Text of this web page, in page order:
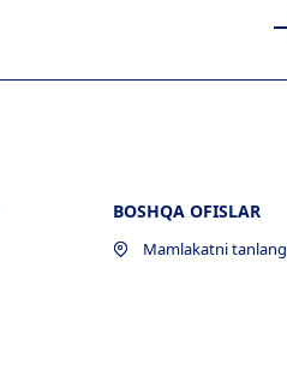
BOSHQA OFISLAR
Mamlakatni tanlang